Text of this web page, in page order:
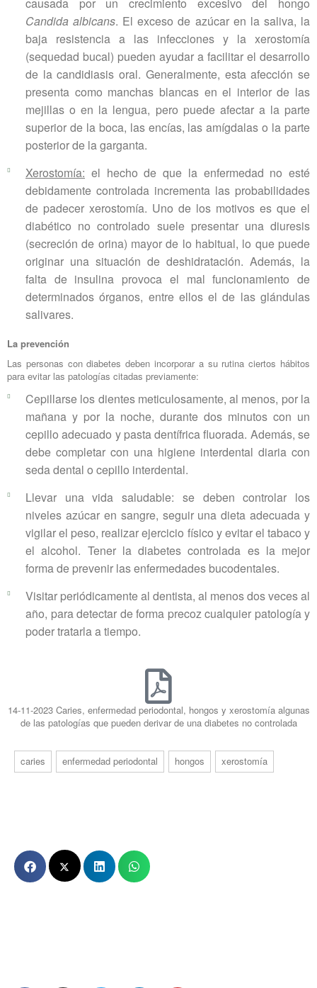
Candida albicans. El exceso de azúcar en la saliva, la
baja resistencia a las infecciones y la xerostomía
(sequedad bucal) pueden ayudar a facilitar el desarrollo
de la candidiasis oral. Generalmente, esta afección se
presenta como manchas blancas en el interior de las
mejillas o en la lengua, pero puede afectar a la parte
superior de la boca, las encías, las amígdalas o la parte
posterior de la garganta.
Xerostomía: el hecho de que la enfermedad no esté
debidamente controlada incrementa las probabilidades
de padecer xerostomía. Uno de los motivos es que el
diabético no controlado suele presentar una diuresis
(secreción de orina) mayor de lo habitual, lo que puede
originar una situación de deshidratación. Además, la
falta de insulina provoca el mal funcionamiento de
determinados órganos, entre ellos el de las glándulas
salivares.
La prevención
Las personas con diabetes deben incorporar a su rutina ciertos hábitos
para evitar las patologías citadas previamente:
Cepillarse los dientes meticulosamente, al menos, por la
mañana y por la noche, durante dos minutos con un
cepillo adecuado y pasta dentífrica fluorada. Además, se
debe completar con una higiene interdental diaria con
seda dental o cepillo interdental.
Llevar una vida saludable: se deben controlar los
niveles azúcar en sangre, seguir una dieta adecuada y
vigilar el peso, realizar ejercicio físico y evitar el tabaco y
el alcohol. Tener la diabetes controlada es la mejor
forma de prevenir las enfermedades bucodentales.
Visitar periódicamente al dentista, al menos dos veces al
año, para detectar de forma precoz cualquier patología y
poder tratarla a tiempo.
14-11-2023 Caries, enfermedad periodontal, hongos y xerostomía algunas
de las patologías que pueden derivar de una diabetes no controlada
caries enfermedad periodontal hongos xerostomía